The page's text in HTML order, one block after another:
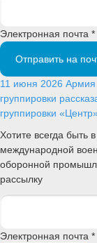
Электронная почта *
Отправить на
11 июня 2026 Армия
группировки
группировки
Хотите всегда быть
международной
оборонной
рассылку
Электронная почта *